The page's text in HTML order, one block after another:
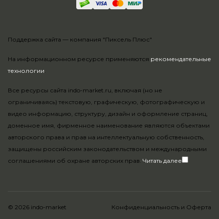
На информационном ресурсе применяются рекомендательные
технологии.
Все ресурсы сайта indo-market.ru, включая (но не
ограничиваясь) текстовую, графическую, фотографическую и
видео информацию, структуру, дизайн и оформление страниц,
доменное имя, фирменное наименование являются объектами
авторского права и прав на интеллектуальную собственность,
защищены российским законодательством и международными
соглашениями об охране авторских прав. Читать далее
Поддержка сайта — компания "Пиксель Плюс"
© 2026 indo-market Конфиденциальность и Оферта